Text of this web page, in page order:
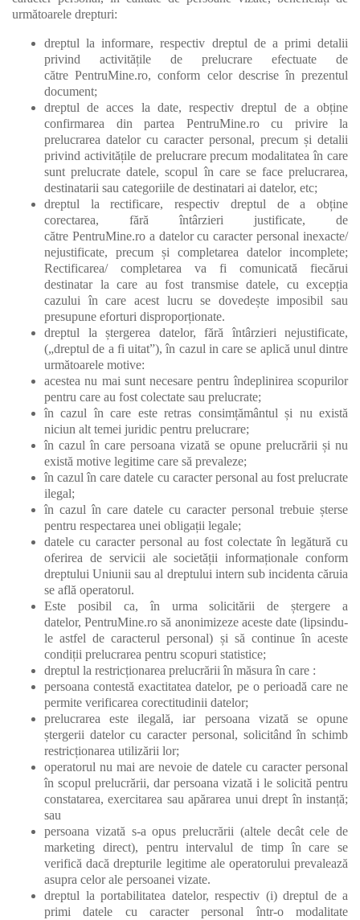
următoarele drepturi:
dreptul la informare, respectiv dreptul de a primi detalii
privind activitățile de prelucrare efectuate de
către PentruMine.ro, conform celor descrise în prezentul
document;
dreptul de acces la date, respectiv dreptul de a obține
confirmarea din partea PentruMine.ro cu privire la
prelucrarea datelor cu caracter personal, precum și detalii
privind activitățile de prelucrare precum modalitatea în care
sunt prelucrate datele, scopul în care se face prelucrarea,
destinatarii sau categoriile de destinatari ai datelor, etc;
dreptul la rectificare, respectiv dreptul de a obține
corectarea, fără întârzieri justificate, de
către PentruMine.ro a datelor cu caracter personal inexacte/
nejustificate, precum și completarea datelor incomplete;
Rectificarea/ completarea va fi comunicată fiecărui
destinatar la care au fost transmise datele, cu excepția
cazului în care acest lucru se dovedește imposibil sau
presupune eforturi disproporționate.
dreptul la ștergerea datelor, fără întârzieri nejustificate,
(„dreptul de a fi uitat”), în cazul in care se aplică unul dintre
următoarele motive:
acestea nu mai sunt necesare pentru îndeplinirea scopurilor
pentru care au fost colectate sau prelucrate;
în cazul în care este retras consimțământul și nu există
niciun alt temei juridic pentru prelucrare;
în cazul în care persoana vizată se opune prelucrării și nu
există motive legitime care să prevaleze;
în cazul în care datele cu caracter personal au fost prelucrate
ilegal;
în cazul în care datele cu caracter personal trebuie șterse
pentru respectarea unei obligații legale;
datele cu caracter personal au fost colectate în legătură cu
oferirea de servicii ale societății informaționale conform
dreptului Uniunii sau al dreptului intern sub incidenta căruia
se află operatorul.
Este posibil ca, în urma solicitării de ștergere a
datelor, PentruMine.ro să anonimizeze aceste date (lipsindu-
le astfel de caracterul personal) și să continue în aceste
condiții prelucrarea pentru scopuri statistice;
dreptul la restricționarea prelucrării în măsura în care :
persoana contestă exactitatea datelor, pe o perioadă care ne
permite verificarea corectitudinii datelor;
prelucrarea este ilegală, iar persoana vizată se opune
ștergerii datelor cu caracter personal, solicitând în schimb
restricționarea utilizării lor;
operatorul nu mai are nevoie de datele cu caracter personal
în scopul prelucrării, dar persoana vizată i le solicită pentru
constatarea, exercitarea sau apărarea unui drept în instanță;
sau
persoana vizată s-a opus prelucrării (altele decât cele de
marketing direct), pentru intervalul de timp în care se
verifică dacă drepturile legitime ale operatorului prevalează
asupra celor ale persoanei vizate.
dreptul la portabilitatea datelor, respectiv (i) dreptul de a
primi datele cu caracter personal într-o modalitate